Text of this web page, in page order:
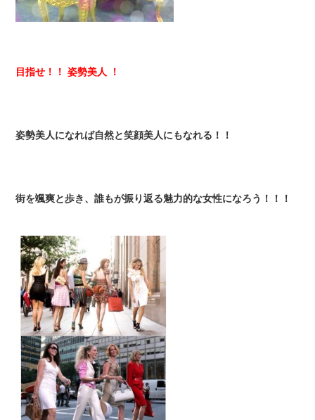
目指せ！！ 姿勢美人 ！
姿勢美人になれば自然と笑顔美人にもなれる！！
街を颯爽と歩き、誰もが振り返る魅力的な女性になろう！！！